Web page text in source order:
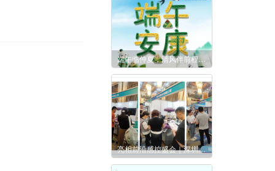
端午临仲夏，清风伴前程。东紫祝各位端午安康。
亮相前沿感控盛会｜深圳东紫创新产品闪耀第35届院感防控学术会议